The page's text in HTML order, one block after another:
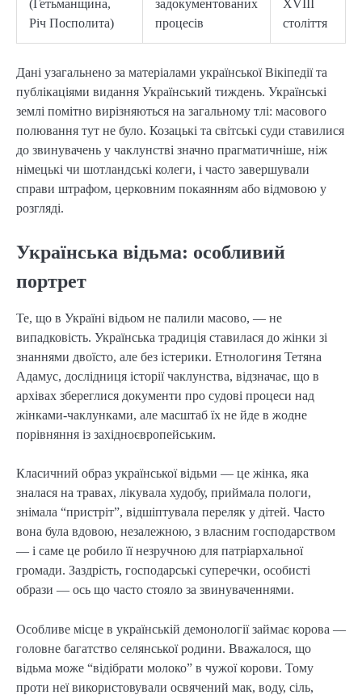
(Гетьманщина,
Річ Посполита)
задокументованих
процесів
XVIII
століття
Дані узагальнено за матеріалами української Вікіпедії та
публікаціями видання Український тиждень. Українські
землі помітно вирізняються на загальному тлі: масового
полювання тут не було. Козацькі та світські суди ставилися
до звинувачень у чаклунстві значно прагматичніше, ніж
німецькі чи шотландські колеги, і часто завершували
справи штрафом, церковним покаянням або відмовою у
розгляді.
Українська відьма: особливий
портрет
Те, що в Україні відьом не палили масово, — не
випадковість. Українська традиція ставилася до жінки зі
знаннями двоїсто, але без істерики. Етнологиня Тетяна
Адамус, дослідниця історії чаклунства, відзначає, що в
архівах збереглися документи про судові процеси над
жінками-чаклунками, але масштаб їх не йде в жодне
порівняння із західноєвропейським.
Класичний образ української відьми — це жінка, яка
зналася на травах, лікувала худобу, приймала пологи,
знімала “пристріт”, відшіптувала переляк у дітей. Часто
вона була вдовою, незалежною, з власним господарством
— і саме це робило її незручною для патріархальної
громади. Заздрість, господарські суперечки, особисті
образи — ось що часто стояло за звинуваченнями.
Особливе місце в українській демонології займає корова —
головне багатство селянської родини. Вважалося, що
відьма може “відібрати молоко” в чужої корови. Тому
проти неї використовували освячений мак, воду, сіль,